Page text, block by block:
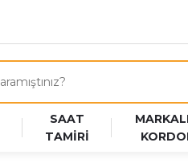
SAAT
TAMİRİ